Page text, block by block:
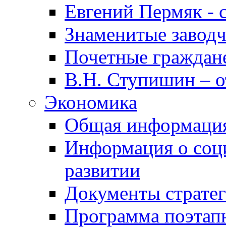
Евгений Пермяк -
Знаменитые
Почетные
В.Н. Ступишин –
Экономика
Общая
Информация о
развитии
Документы
Программа